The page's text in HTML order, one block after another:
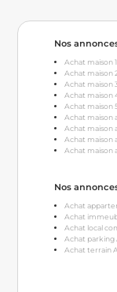
Nos
Achat maison
Achat maison
Achat maison
Achat maison
Achat maison
Achat maison
Achat maison
Achat maison
Achat maison
Nos
Achat
Achat
Achat local
Achat parking
Achat terrain